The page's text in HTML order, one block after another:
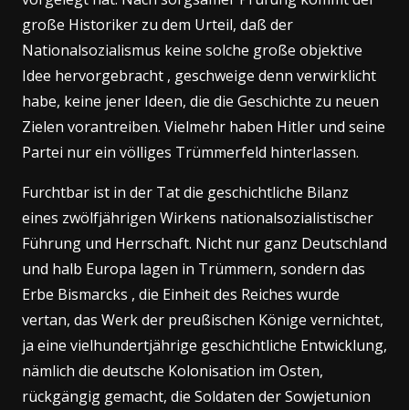
große Historiker zu dem Urteil, daß der
Nationalsozialismus keine solche große objektive
Idee hervorgebracht , geschweige denn verwirklicht
habe, keine jener Ideen, die die Geschichte zu neuen
Zielen vorantreiben. Vielmehr haben Hitler und seine
Partei nur ein völliges Trümmerfeld hinterlassen.
Furchtbar ist in der Tat die geschichtliche Bilanz
eines zwölfjährigen Wirkens nationalsozialistischer
Führung und Herrschaft. Nicht nur ganz Deutschland
und halb Europa lagen in Trümmern, sondern das
Erbe Bismarcks , die Einheit des Reiches wurde
vertan, das Werk der preußischen Könige vernichtet,
ja eine vielhundertjährige geschichtliche Entwicklung,
nämlich die deutsche Kolonisation im Osten,
rückgängig gemacht, die Soldaten der Sowjetunion